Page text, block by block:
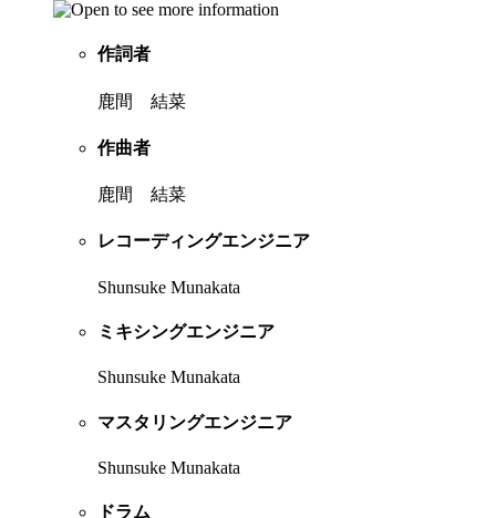
作詞者
鹿間 結菜
作曲者
鹿間 結菜
レコーディングエンジニア
Shunsuke Munakata
ミキシングエンジニア
Shunsuke Munakata
マスタリングエンジニア
Shunsuke Munakata
ドラム